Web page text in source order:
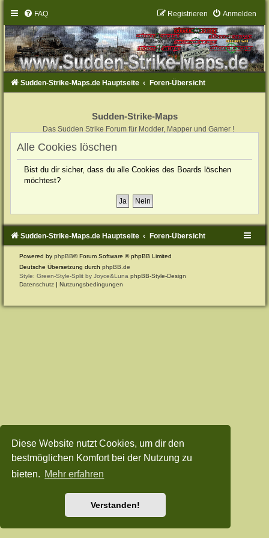
Diese Website nutzt Cookies, um dir den
bestmöglichen Komfort bei der Nutzung zu
bieten. Mehr erfahren
Verstanden!
FAQ Anmelden
Registrieren
Sudden-Strike-Maps.de Hauptseite Foren-Übersicht
Sudden-Strike-Maps
Das Sudden Strike Forum für Modder, Mapper und Gamer !
Alle Cookies löschen
Bist du dir sicher, dass du alle Cookies des Boards löschen
möchtest?
Sudden-Strike-Maps.de Hauptseite Foren-Übersicht
Powered byphpBB® Forum Software © phpBB Limited
Deutsche Übersetzung durchphpBB.de
Style: Green-Style-Split by Joyce&LunaphpBB-Style-Design
Datenschutz |Nutzungsbedingungen